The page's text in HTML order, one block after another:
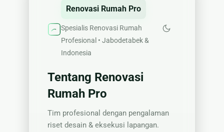
Renovasi Rumah Pro
Spesialis Renovasi Rumah
Profesional • Jabodetabek &
Indonesia
Tentang Renovasi
Rumah Pro
Tim profesional dengan pengalaman
riset desain & eksekusi lapangan.